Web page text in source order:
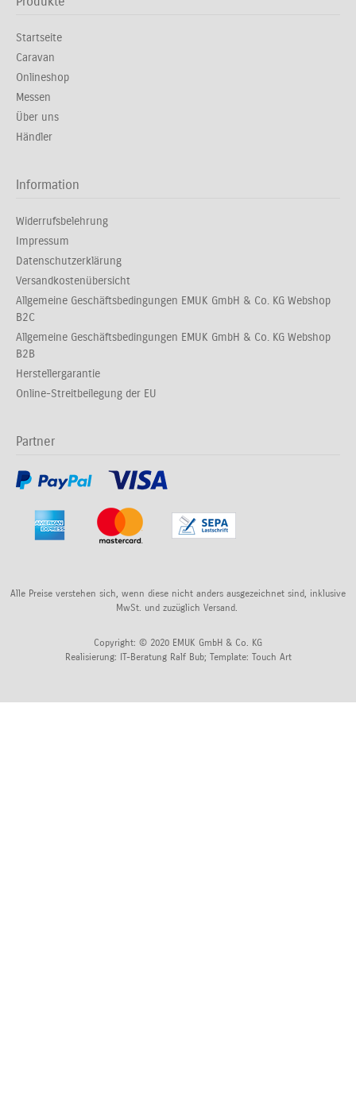
Startseite
Caravan
Onlineshop
Messen
Über uns
Händler
Information
Widerrufsbelehrung
Impressum
Datenschutzerklärung
Versandkostenübersicht
Allgemeine Geschäftsbedingungen EMUK GmbH & Co. KG Webshop
B2C
Allgemeine Geschäftsbedingungen EMUK GmbH & Co. KG Webshop
B2B
Herstellergarantie
Online-Streitbeilegung der EU
Partner
Alle Preise verstehen sich, wenn diese nicht anders ausgezeichnet sind, inklusive
MwSt. und zuzüglich Versand.
Copyright: © 2020 EMUK GmbH & Co. KG
Realisierung: IT-Beratung Ralf Bub; Template: Touch Art